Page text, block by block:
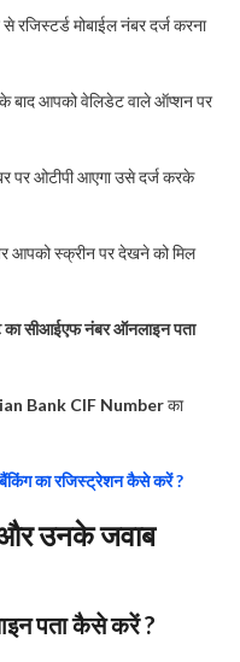
मोबाईल नंबर दर्ज करना
बाद आपको वेलिडेट वाले ऑप्शन पर
पर ओटीपी आएगा उसे दर्ज करके
आपको स्क्रीन पर देखने को मिल
सीआईएफ नंबर ऑनलाइन पता
Bank CIF Numberका
का रजिस्ट्रेशन कैसे करें ?
उनके जवाब
पता कैसे करें ?